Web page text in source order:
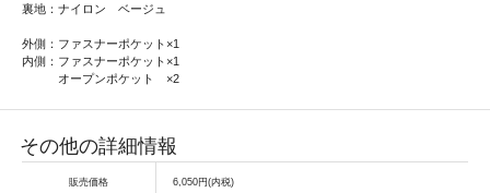
裏地：ナイロン ベージュ
外側：ファスナーポケット×1
内側：ファスナーポケット×1
オープンポケット ×2
その他の詳細情報
販売価格 6,050円(内税)